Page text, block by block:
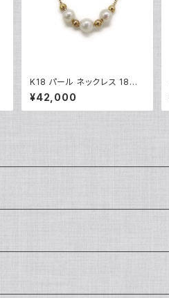
K18 パール ネックレス 18金
喜平チェーン Y05173
¥42,000